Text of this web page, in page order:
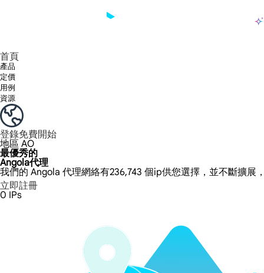
首頁
產品
定價
用例
資源
登錄免費開始
地區 AO
最優秀的
Angola代理
我們的 Angola 代理網絡有236,743 個ip供您選擇，並不斷擴展
立即註冊
0 IPs